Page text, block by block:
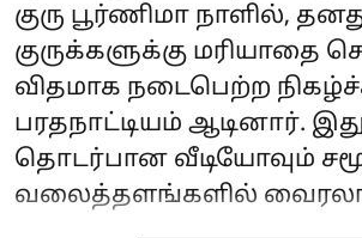
குரு பூர்ணிமா நாளில்,
குருக்களுக்கு மரியாதை
விதமாக நடைபெற்ற
பரதநாட்டியம் ஆடினார். இது
தொடர்பான வீடியோவும்
வலைத்தளங்களில்